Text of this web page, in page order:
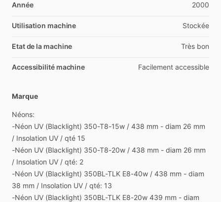
Année 2000
Utilisation machine Stockée
Etat de la machine Très bon
Accessibilité machine Facilement accessible
Marque
Néons:
-Néon UV (Blacklight) 350-T8-15w ​/​ 438 mm - diam 26 mm
/​ Insolation UV ​/​ qté 15
-Néon UV (Blacklight) 350-T8-20w ​/​ 438 mm - diam 26 mm
/​ Insolation UV ​/​ qté: 2
-Néon UV (Blacklight) 350BL-TLK E8-40w ​/​ 438 mm - diam
38 mm ​/​ Insolation UV ​/​ qté: 13
-Néon UV (Blacklight) 350BL-TLK E8-20w 439 mm - diam